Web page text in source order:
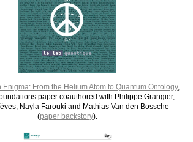
Enigma: From the Helium Atom to Quantum Ontology,
paper coauthored with Philippe Grangier,
Nayla Farouki and Mathias Van den Bossche
(paper backstory).